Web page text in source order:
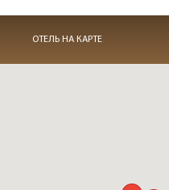
ОТЕЛЬ НА КАРТЕ